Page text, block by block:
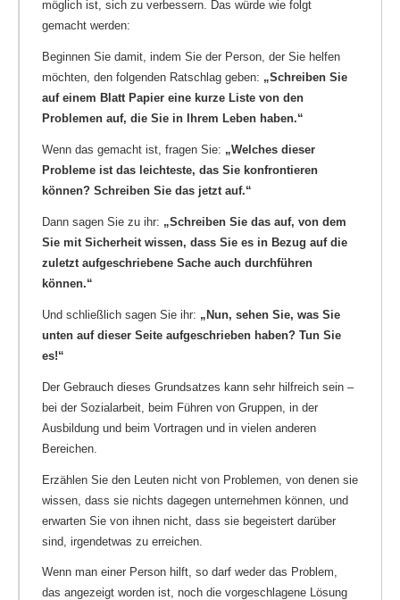
möglich ist, sich zu verbessern. Das würde wie folgt
gemacht werden:
Beginnen Sie damit, indem Sie der Person, der Sie helfen
möchten, den folgenden Ratschlag geben: „Schreiben Sie
auf einem Blatt Papier eine kurze Liste von den
Problemen auf, die Sie in Ihrem Leben haben.“
Wenn das gemacht ist, fragen Sie: „Welches dieser
Probleme ist das leichteste, das Sie konfrontieren
können? Schreiben Sie das jetzt auf.“
Dann sagen Sie zu ihr: „Schreiben Sie das auf, von dem
Sie mit Sicherheit wissen, dass Sie es in Bezug auf die
zuletzt aufgeschriebene Sache auch durchführen
können.“
Und schließlich sagen Sie ihr: „Nun, sehen Sie, was Sie
unten auf dieser Seite aufgeschrieben haben? Tun Sie
es!“
Der Gebrauch dieses Grundsatzes kann sehr hilfreich sein –
bei der Sozialarbeit, beim Führen von Gruppen, in der
Ausbildung und beim Vortragen und in vielen anderen
Bereichen.
Erzählen Sie den Leuten nicht von Problemen, von denen sie
wissen, dass sie nichts dagegen unternehmen können, und
erwarten Sie von ihnen nicht, dass sie begeistert darüber
sind, irgendetwas zu erreichen.
Wenn man einer Person hilft, so darf weder das Problem,
das angezeigt worden ist, noch die vorgeschlagene Lösung